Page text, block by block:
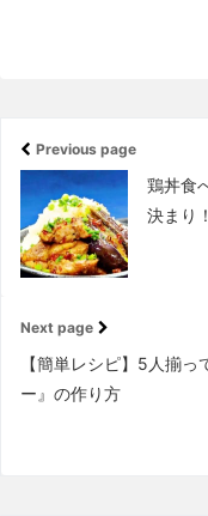
Previous page
鶏丼食
決まり！
Next page
【簡単レシピ】5人揃
ー』の作り方